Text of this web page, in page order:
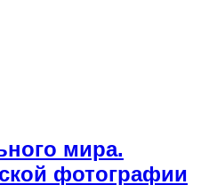
мира.
фотографии